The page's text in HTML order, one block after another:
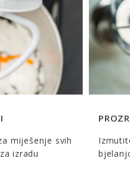
miješenje svih
izradu